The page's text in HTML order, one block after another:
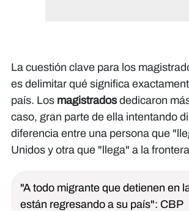
La cuestión clave para los
es delimitar qué significa
país. Los magistradosdedicaron
caso, gran parte de ella intentando
diferencia entre una persona que
Unidos y otra que "llega" a la
"A todo migrante que detienen en
están regresando a su país": CBP